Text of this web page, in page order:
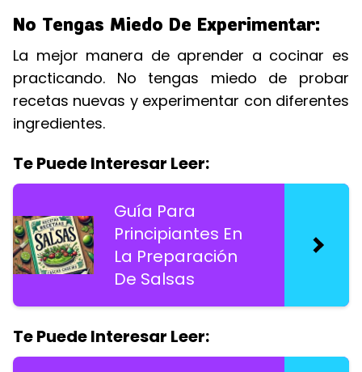
No Tengas Miedo De Experimentar:
La mejor manera de aprender a cocinar es
practicando. No tengas miedo de probar
recetas nuevas y experimentar con diferentes
ingredientes.
Te Puede Interesar Leer:
Guía Para
Principiantes En
La Preparación
De Salsas
Te Puede Interesar Leer: